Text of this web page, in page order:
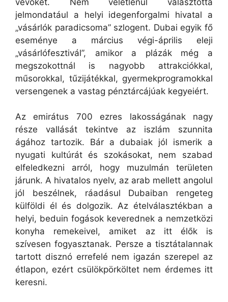
jelmondatául a helyi idegenforgalmi hivatal a
„vásárlók paradicsoma” szlogent. Dubai egyik fő
eseménye a március végi-április eleji
„vásárlófesztivál”, amikor a plázák még a
megszokottnál is nagyobb attrakciókkal,
műsorokkal, tűzijátékkal, gyermekprogramokkal
versengenek a vastag pénztárcájúak kegyeiért.
Az emirátus 700 ezres lakosságának nagy
része vallását tekintve az iszlám szunnita
ágához tartozik. Bár a dubaiak jól ismerik a
nyugati kultúrát és szokásokat, nem szabad
elfeledkezni arról, hogy muzulmán területen
járunk. A hivatalos nyelv, az arab mellett angolul
jól beszélnek, ráadásul Dubaiban rengeteg
külföldi él és dolgozik. Az ételválasztékban a
helyi, beduin fogások keverednek a nemzetközi
konyha remekeivel, amiket az itt élők is
szívesen fogyasztanak. Persze a tisztátalannak
tartott disznó errefelé nem igazán szerepel az
étlapon, ezért csülökpörköltet nem érdemes itt
keresni.